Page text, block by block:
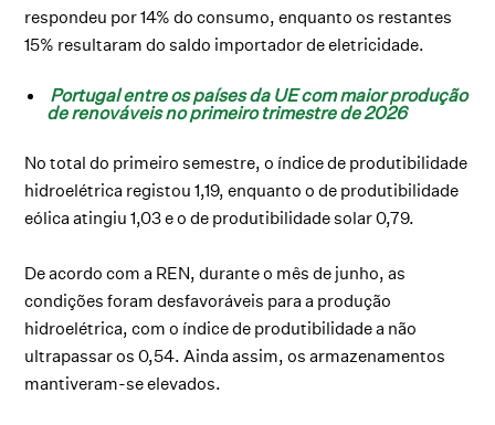
respondeu por 14% do consumo, enquanto os restantes
15% resultaram do saldo importador de eletricidade.
Portugal entre os países da UE com maior produção
de renováveis no primeiro trimestre de 2026
No total do primeiro semestre, o índice de produtibilidade
hidroelétrica registou 1,19, enquanto o de produtibilidade
eólica atingiu 1,03 e o de produtibilidade solar 0,79.
De acordo com a REN, durante o mês de junho, as
condições foram desfavoráveis para a produção
hidroelétrica, com o índice de produtibilidade a não
ultrapassar os 0,54. Ainda assim, os armazenamentos
mantiveram-se elevados.